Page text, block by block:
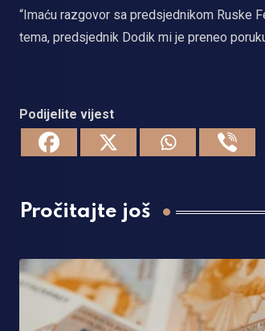
“Imaću razgovor sa predsjednikom Ruske
tema, predsjednik Dodik mi je preneo
Podijelite vijest
Pročitajte još